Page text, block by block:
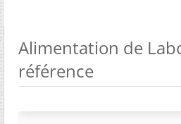
Alimentation de
référence